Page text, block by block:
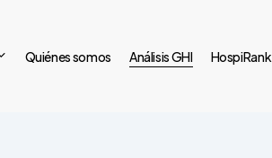
Quiénes somos Análisis GHI HospiRank